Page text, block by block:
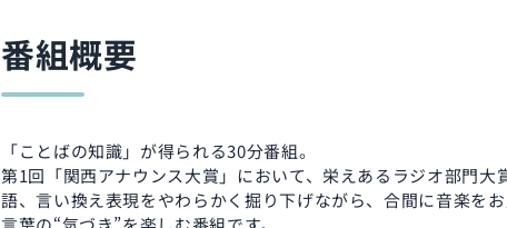
番組概要
「ことばの知識」が得られる30分番組。
第1回「関西アナウンス大賞」において、栄えあるラジオ部門
語、言い換え表現をやわらかく掘り下げながら、合間に音楽を